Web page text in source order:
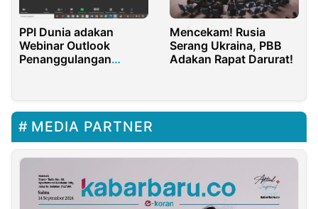
PPI Dunia adakan
Webinar Outlook
Penanggulangan
Mencekam! Rusia
Serang Ukraina, PBB
Adakan Rapat Darurat!
MEDIA PARTNER